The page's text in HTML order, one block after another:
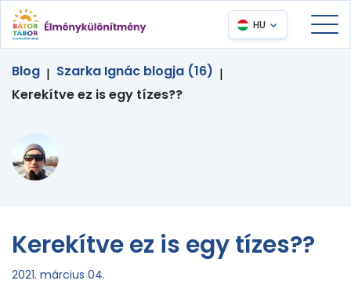
HU
Blog | Szarka Ignác blogja (16) |
Kerekítve ez is egy tízes??
Kerekítve ez is egy tízes??
2021. március 04.